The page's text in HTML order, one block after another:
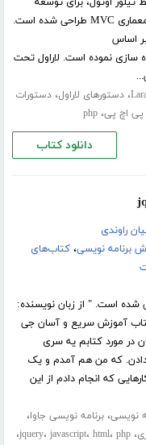
نرم‌افزارهای وب بر پایهٔ معماری MVC طراحی شده است.
بر اساس
سازی نموده است. لاراول تحت
،دستورهای لاراول،دستورات
پی اچ پی،php
دانلود کتاب
راوندی
برنامه نویسی،کتاب‌های
شده است. " از زبان نویسنده:
آموزش سریع و آسان جی
در مورد کتابم یه سری
دادن. که من هم آمدم و یک
که انجام دادم از این
نویسی،برنامه نویسی جاوا،
، jquery، javascript، html، php ،